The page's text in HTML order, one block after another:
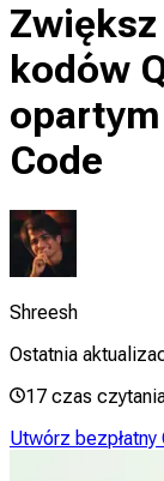
kodów
Code
Shreesh
Ostatnia
17 czas
Utwórz bezpłatny